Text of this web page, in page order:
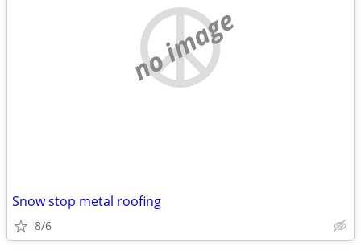
no image
Snow stop metal roofing
8/6